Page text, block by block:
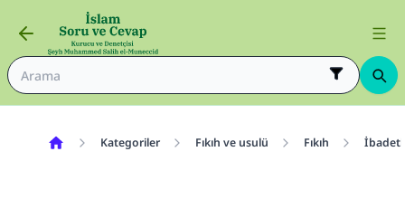
Kategoriler Fıkıh ve usulü Fıkıh